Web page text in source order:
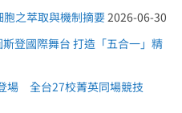
之萃取與機制摘要2026-06-30
登國際舞台 打造「五合一」精
場 全台27校菁英同場競技